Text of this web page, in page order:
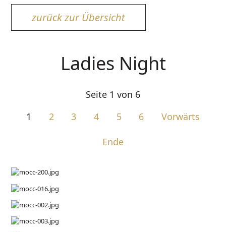
zurück zur Übersicht
Ladies Night
Seite 1 von 6
1
2 3 4 5 6 Vorwärts
Ende